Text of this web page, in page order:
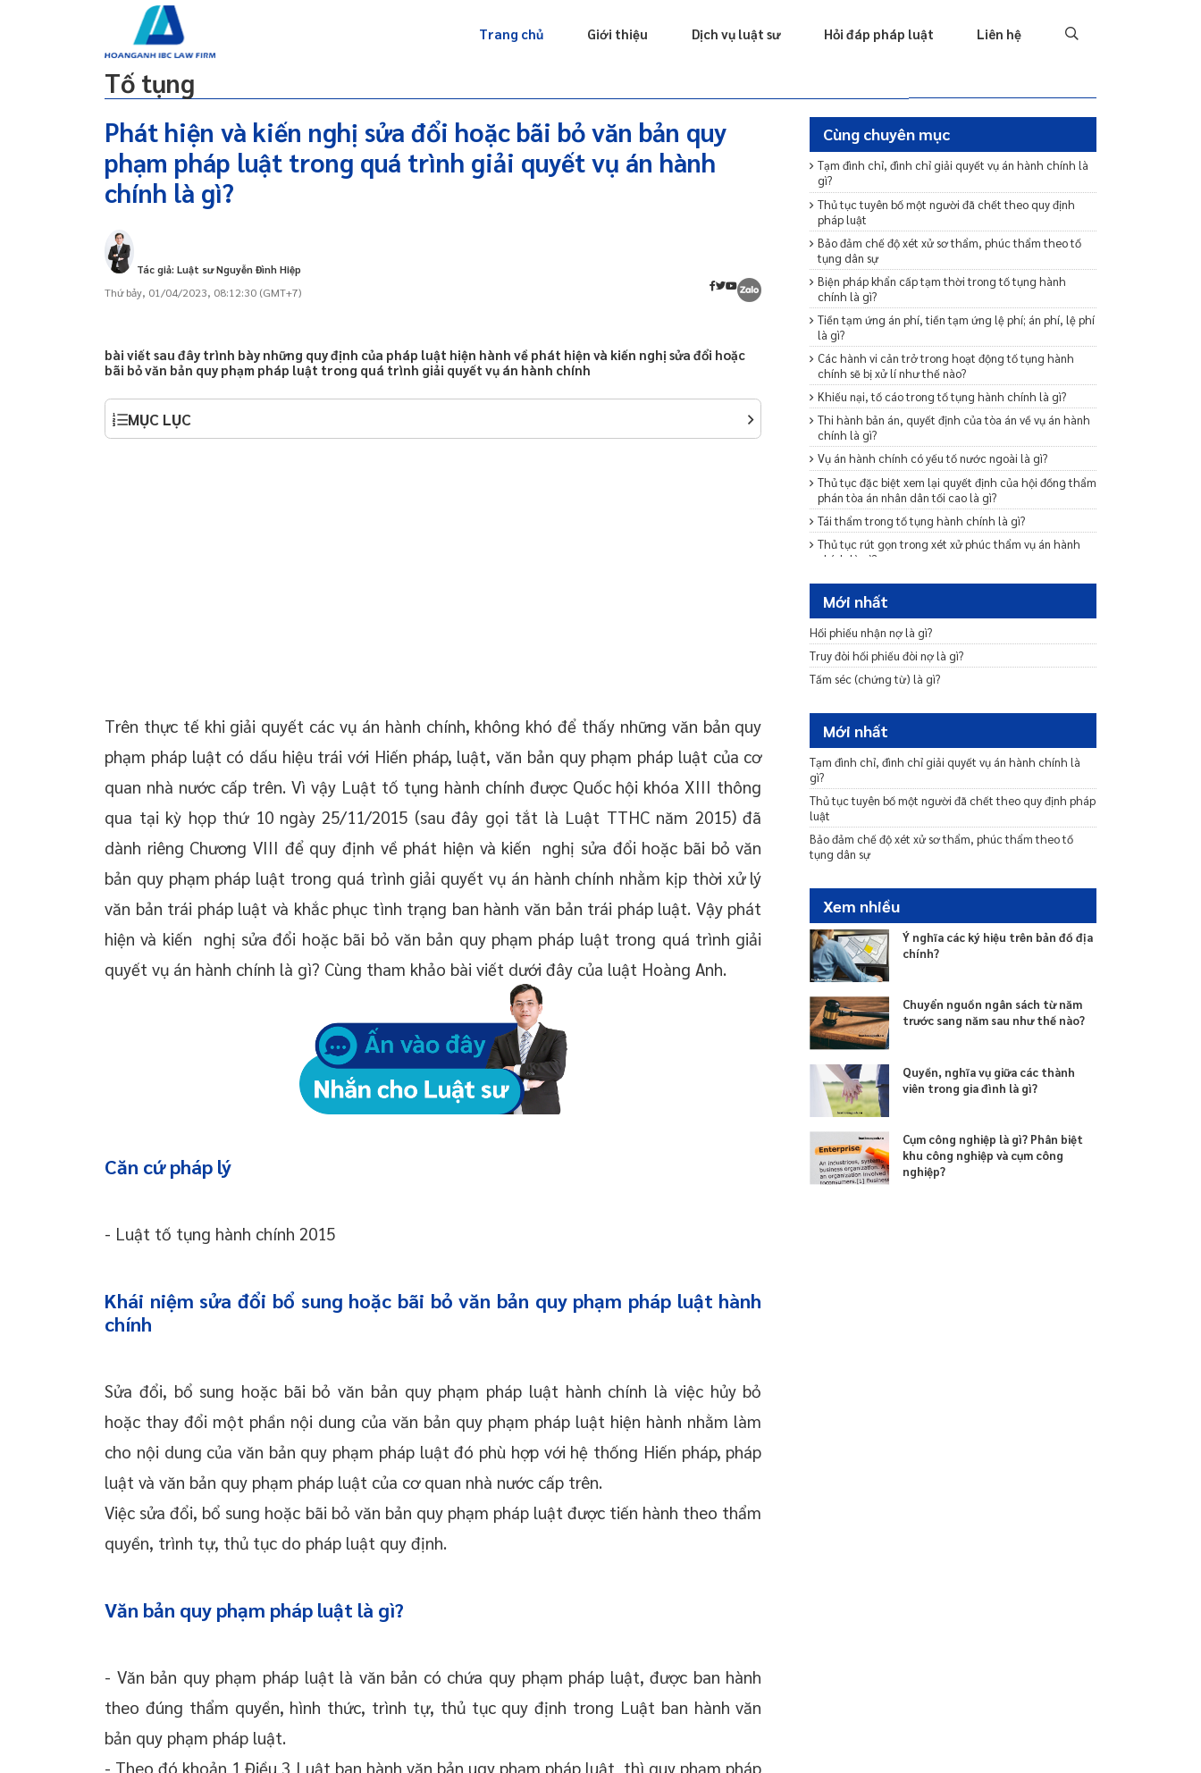
Trang chủ Giới thiệu Dịch vụ luật sư Hỏi đáp pháp luật Liên hệ
Dự án đầu tư Hôn nhân & Gia đình
Tố tụng
Phát hiện và kiến nghị sửa đổi hoặc bãi bỏ văn bản quy
phạm pháp luật trong quá trình giải quyết vụ án hành
chính là gì?
Tác giả: Luật sư Nguyễn Đình Hiệp
Thứ bảy, 01/04/2023, 08:12:30 (GMT+7)
bài viết sau đây trình bày những quy định của pháp luật hiện hành về phát hiện và kiến nghị sửa đổi hoặc
bãi bỏ văn bản quy phạm pháp luật trong quá trình giải quyết vụ án hành chính
MỤC LỤC
Căn cứ pháp lý
Khái niệm sửa đổi bổ sung hoặc bãi bỏ văn bản
Phát hiện và kiến nghị sửa đổi, bổ sung hoặc bãi
Trách nhiệm giải quyết đề nghị về việc kiến
nghị sửa đổi, bổ sung hoặc bãi bỏ văn bản quy
phạm pháp luật
Trách nhiệm thực hiện kiến nghị sửa đổi, bổ
sung hoặc bãi bỏ văn bản quy phạm pháp luật
zalo 24/24, dịch
zalo 24/24, dịch
Trên thực tế khi giải quyết các vụ án hành chính, không khó để thấy những văn bản quy
phạm pháp luật có dấu hiệu trái với Hiến pháp, luật, văn bản quy phạm pháp luật của cơ
quan nhà nước cấp trên. Vì vậy Luật tố tụng hành chính được Quốc hội khóa XIII thông
qua tại kỳ họp thứ 10 ngày 25/11/2015 (sau đây gọi tắt là Luật TTHC năm 2015) đã
dành riêng Chương VIII để quy định về phát hiện và kiến nghị sửa đổi hoặc bãi bỏ văn
bản quy phạm pháp luật trong quá trình giải quyết vụ án hành chính nhằm kịp thời xử lý
văn bản trái pháp luật và khắc phục tình trạng ban hành văn bản trái pháp luật. Vậy phát
hiện và kiến nghị sửa đổi hoặc bãi bỏ văn bản quy phạm pháp luật trong quá trình giải
quyết vụ án hành chính là gì? Cùng tham khảo bài viết dưới đây của luật Hoàng Anh.
Căn cứ pháp lý
- Luật tố tụng hành chính 2015
Khái niệm sửa đổi bổ sung hoặc bãi bỏ văn bản quy phạm pháp luật hành
chính
Sửa đổi, bổ sung hoặc bãi bỏ văn bản quy phạm pháp luật hành chính là việc hủy bỏ
hoặc thay đổi một phần nội dung của văn bản quy phạm pháp luật hiện hành nhằm làm
cho nội dung của văn bản quy phạm pháp luật đó phù hợp với hệ thống Hiến pháp, pháp
luật và văn bản quy phạm pháp luật của cơ quan nhà nước cấp trên.
Việc sửa đổi, bổ sung hoặc bãi bỏ văn bản quy phạm pháp luật được tiến hành theo thẩm
quyền, trình tự, thủ tục do pháp luật quy định.
Văn bản quy phạm pháp luật là gì?
- Văn bản quy phạm pháp luật là văn bản có chứa quy phạm pháp luật, được ban hành
theo đúng thẩm quyền, hình thức, trình tự, thủ tục quy định trong Luật ban hành văn
bản quy phạm pháp luật.
- Theo đó khoản 1 Điều 3 Luật ban hành văn bản uqy phạm pháp luật thì quy phạm pháp
Cùng chuyên mục
Tạm đình chỉ, đình chỉ giải quyết vụ án hành chính là
gì?
Thủ tục tuyên bố một người đã chết theo quy định
pháp luật
Bảo đảm chế độ xét xử sơ thẩm, phúc thẩm theo tố
tụng dân sự
Biện pháp khẩn cấp tạm thời trong tố tụng hành
chính là gì?
Tiền tạm ứng án phí, tiền tạm ứng lệ phí; án phí, lệ phí
là gì?
Các hành vi cản trở trong hoạt động tố tụng hành
chính sẽ bị xử lí như thế nào?
Khiếu nại, tố cáo trong tố tụng hành chính là gì?
Thi hành bản án, quyết định của tòa án về vụ án hành
chính là gì?
Vụ án hành chính có yếu tố nước ngoài là gì?
Thủ tục đặc biệt xem lại quyết định của hội đồng thẩm
phán tòa án nhân dân tối cao là gì?
Tái thẩm trong tố tụng hành chính là gì?
Thủ tục rút gọn trong xét xử phúc thẩm vụ án hành
chính là gì?
Giám đốc thẩm vụ án hành chính là gì?
Bắt đầu phiên tòa phúc thẩm vụ án hành chính có
những thủ tục gì?
Tranh tụng tại phiên tòa phúc thẩm vụ án hành chính
là gì?
Kháng cáo, kháng nghị là gì? pháp luật quy định như
Nghị án, tuyên án và bản án sơ thẩm vụ án hành chính
là gì?
Hỏi và tranh luận tại phiên tòa sơ thẩm vụ án hành
chính là gì?
Thủ tục bắt đầu phiên tòa sơ thẩm vụ án hành gồm
những gì?
Quy định chung của phiên tòa sơ thẩm vụ án hành
chính là gì?
Mới nhất
Hối phiếu nhận nợ là gì?
Truy đòi hối phiếu đòi nợ là gì?
Tấm séc (chứng từ) là gì?
Mới nhất
Tạm đình chỉ, đình chỉ giải quyết vụ án hành chính là
gì?
Thủ tục tuyên bố một người đã chết theo quy định pháp
luật
Bảo đảm chế độ xét xử sơ thẩm, phúc thẩm theo tố
tụng dân sự
Xem nhiều
Ý nghĩa các ký hiệu trên bản đồ địa
chính?
Chuyển nguồn ngân sách từ năm
trước sang năm sau như thế nào?
Quyền, nghĩa vụ giữa các thành
viên trong gia đình là gì?
Cụm công nghiệp là gì? Phân biệt
khu công nghiệp và cụm công
nghiệp?